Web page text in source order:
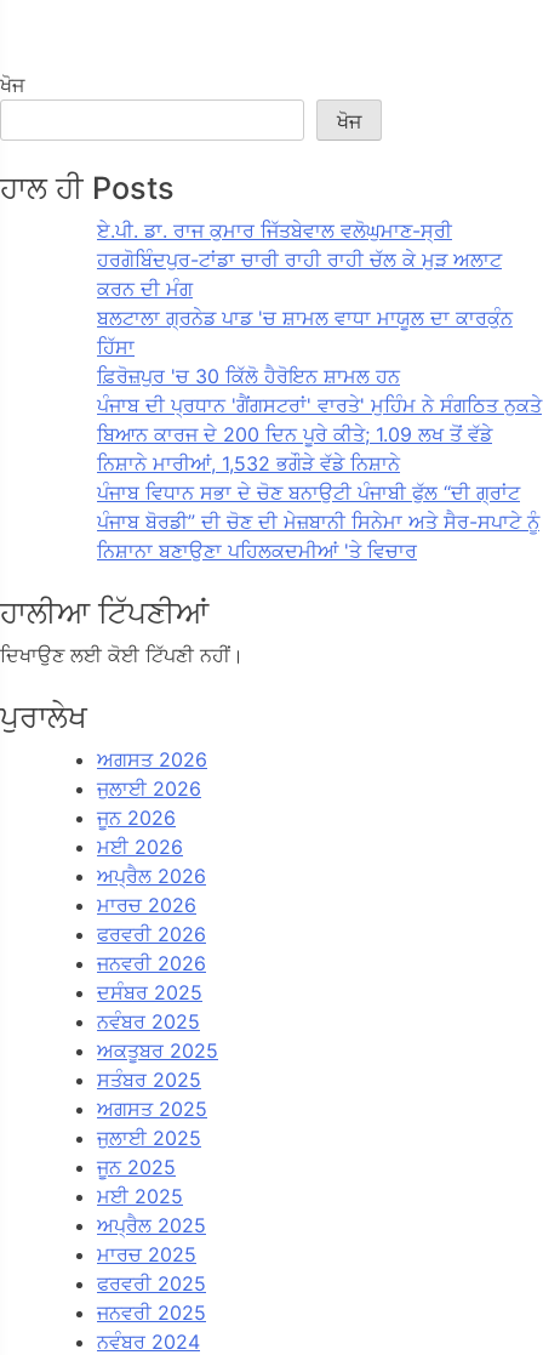
ਖੋਜ
ਖੋਜ
ਹਾਲ ਹੀ Posts
ਏ.ਪੀ. ਡਾ. ਰਾਜ ਕੁਮਾਰ ਜਿੱਤਬੇਵਾਲ ਵਲੋਘੁਮਾਣ-ਸ੍ਰੀ
ਹਰਗੋਬਿੰਦਪੁਰ-ਟਾਂਡਾ ਚਾਰੀ ਰਾਹੀ ਰਾਹੀ ਚੱਲ ਕੇ ਮੁੜ ਅਲਾਟ
ਕਰਨ ਦੀ ਮੰਗ
ਬਲਟਾਲਾ ਗ੍ਰਨੇਡ ਪਾਡ 'ਚ ਸ਼ਾਮਲ ਵਾਧਾ ਮਾਯੂਲ ਦਾ ਕਾਰਕੁੰਨ
ਹਿੱਸਾ
ਫ਼ਿਰੋਜ਼ਪੁਰ 'ਚ 30 ਕਿੱਲੋ ਹੈਰੋਇਨ ਸ਼ਾਮਲ ਹਨ
ਪੰਜਾਬ ਦੀ ਪ੍ਰਧਾਨ 'ਗੈਂਗਸਟਰਾਂ' ਵਾਰਤੇ' ਮੁਹਿੰਮ ਨੇ ਸੰਗਠਿਤ ਨੁਕਤੇ
ਬਿਆਨ ਕਾਰਜ ਦੇ 200 ਦਿਨ ਪੂਰੇ ਕੀਤੇ; 1.09 ਲਖ ਤੋਂ ਵੱਡੇ
ਨਿਸ਼ਾਨੇ ਮਾਰੀਆਂ, 1,532 ਭਗੌੜੇ ਵੱਡੇ ਨਿਸ਼ਾਨੇ
ਪੰਜਾਬ ਵਿਧਾਨ ਸਭਾ ਦੇ ਚੋਣ ਬਨਾਉਟੀ ਪੰਜਾਬੀ ਫੁੱਲ “ਦੀ ਗ੍ਰਾਂਟ
ਪੰਜਾਬ ਬੋਰਡੀ” ਦੀ ਚੋਣ ਦੀ ਮੇਜ਼ਬਾਨੀ ਸਿਨੇਮਾ ਅਤੇ ਸੈਰ-ਸਪਾਟੇ ਨੂੰ
ਨਿਸ਼ਾਨਾ ਬਣਾਉਣਾ ਪਹਿਲਕਦਮੀਆਂ 'ਤੇ ਵਿਚਾਰ
ਹਾਲੀਆ ਟਿੱਪਣੀਆਂ
ਦਿਖਾਉਣ ਲਈ ਕੋਈ ਟਿੱਪਣੀ ਨਹੀਂ।
ਪੁਰਾਲੇਖ
ਅਗਸਤ 2026
ਜੁਲਾਈ 2026
ਜੂਨ 2026
ਮਈ 2026
ਅਪ੍ਰੈਲ 2026
ਮਾਰਚ 2026
ਫਰਵਰੀ 2026
ਜਨਵਰੀ 2026
ਦਸੰਬਰ 2025
ਨਵੰਬਰ 2025
ਅਕਤੂਬਰ 2025
ਸਤੰਬਰ 2025
ਅਗਸਤ 2025
ਜੁਲਾਈ 2025
ਜੂਨ 2025
ਮਈ 2025
ਅਪ੍ਰੈਲ 2025
ਮਾਰਚ 2025
ਫਰਵਰੀ 2025
ਜਨਵਰੀ 2025
ਨਵੰਬਰ 2024